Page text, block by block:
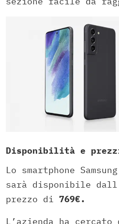
Disponibilità e
Lo smartphone
sarà disponibile
prezzo di 769€.
L’azienda ha